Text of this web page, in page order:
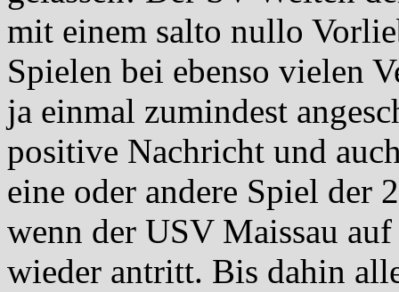
mit einem salto nullo
Spielen bei ebenso vielen
ja einmal zumindest
positive Nachricht und
eine oder andere Spiel der
wenn der USV Maissau
wieder antritt. Bis dahin